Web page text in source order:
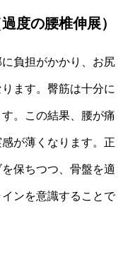
度の腰椎伸展）
負担がかかり、お尻
ます。臀筋は十分に
。この結果、腰が痛
が薄くなります。正
保ちつつ、骨盤を適
ンを意識することで